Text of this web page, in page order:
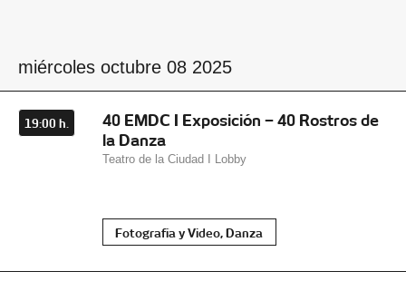
miércoles octubre 08 2025
19:00 h.
40 EMDC I Exposición – 40 Rostros de
la Danza
Teatro de la Ciudad I Lobby
Fotografía y Video, Danza